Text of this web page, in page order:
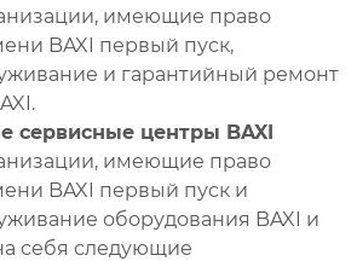
имеющие право
BAXI первый пуск,
и гарантийный ремонт
сервисные центры BAXI
имеющие право
BAXI первый пуск и
оборудования BAXI и
себя следующие